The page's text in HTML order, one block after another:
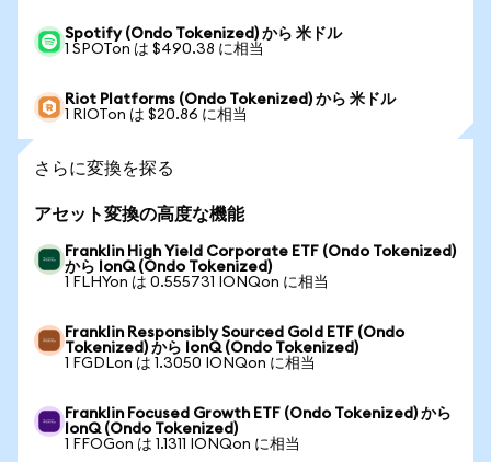
Spotify (Ondo Tokenized) から 米ドル
1 SPOTon は $490.38 に相当
Riot Platforms (Ondo Tokenized) から 米ドル
1 RIOTon は $20.86 に相当
さらに変換を探る
アセット変換の高度な機能
Franklin High Yield Corporate ETF (Ondo Tokenized)
から IonQ (Ondo Tokenized)
1 FLHYon は 0.555731 IONQon に相当
Franklin Responsibly Sourced Gold ETF (Ondo
Tokenized) から IonQ (Ondo Tokenized)
1 FGDLon は 1.3050 IONQon に相当
Franklin Focused Growth ETF (Ondo Tokenized) から
IonQ (Ondo Tokenized)
1 FFOGon は 1.1311 IONQon に相当